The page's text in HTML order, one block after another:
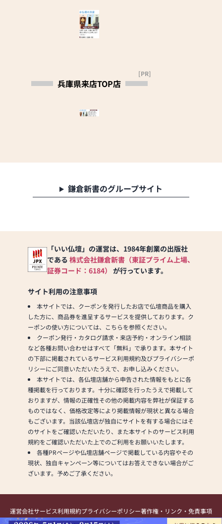
兵庫県来店TOP店
[PR]
鎌倉新書のグループサイト
「いい仏壇」の運営は、1984年創業の出版社
である 株式会社鎌倉新書（東証プライム上場、
証券コード：6184） が行っています。
サイト利用の注意事項
本サイトでは、クーポンを発行したお店で仏壇商品を購入
した方に、商品券を進呈するサービスを提供しております。ク
ーポンの使い方については、こちらを参照ください。
クーポン発行・カタログ請求・来店予約・オンライン相談
など各種お問い合わせはすべて「無料」で承ります。本サイト
の下部に掲載されているサービス利用規約及びプライバシーポ
リシーにご同意いただいたうえで、お申し込みください。
本サイトでは、各仏壇店舗から申告された情報をもとに各
種掲載を行っております。十分に確認を行ったうえで掲載して
おりますが、情報の正確性その他の掲載内容を弊社が保証する
ものではなく、価格改定等により掲載情報が現状と異なる場合
もございます。当該仏壇店が独自にサイトを有する場合にはそ
のサイトをご確認いただいたり、また本サイトのサービス利用
規約をご確認いただいた上でのご利用をお願いいたします。
各種PRページや仏壇店舗ページで掲載している内容やその
現状、独自キャンペーン等についてはお答えできない場合がご
ざいます。予めご了承ください。
運営会社サービス利用規約プライバシーポリシー著作権・リンク・免責事項
提携・掲載のお問い合わせ